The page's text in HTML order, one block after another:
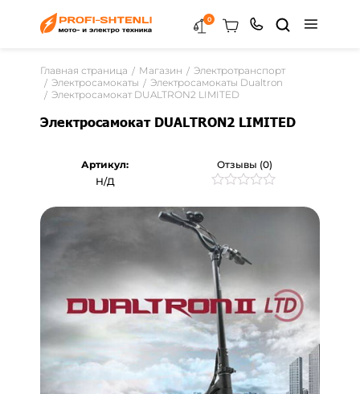
0
Главная страница Магазин
Электротранспорт
Электросамокаты
Электросамокаты Dualtron
Электросамокат DUALTRON2 LIMITED
Электросамокат DUALTRON2 LIMITED
Отзывы (0)
0
5
на
основе
опроса
пользователей
Артикул:
Н/Д